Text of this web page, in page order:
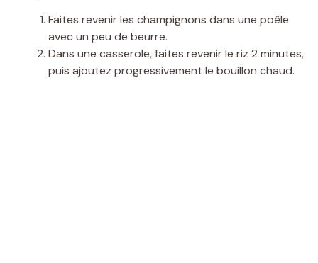
Faites revenir les champignons dans une poêle
avec un peu de beurre.
Dans une casserole, faites revenir le riz 2 minutes,
puis ajoutez progressivement le bouillon chaud.